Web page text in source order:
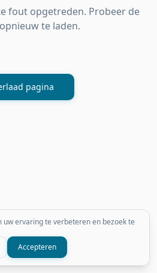
uw ervaring te verbeteren en bezoek te
Accepteren
fout opgetreden. Probeer de
te laden.
pagina